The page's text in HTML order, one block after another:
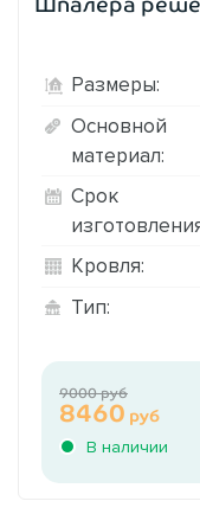
Размеры:
Основной
материал:
Срок
Кровля:
Тип:
В наличии
8460 руб
9000 руб